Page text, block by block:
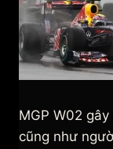
MGP W02
cũng như